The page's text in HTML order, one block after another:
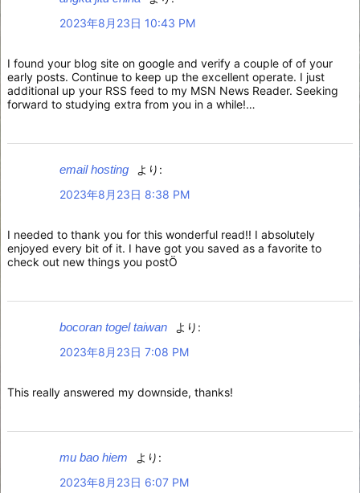
2023年8月23日 10:43 PM
I found your blog site on google and verify a couple of of your
early posts. Continue to keep up the excellent operate. I just
additional up your RSS feed to my MSN News Reader. Seeking
forward to studying extra from you in a while!…
email hosting
より:
2023年8月23日 8:38 PM
I needed to thank you for this wonderful read!! I absolutely
enjoyed every bit of it. I have got you saved as a favorite to
check out new things you postÖ
bocoran togel taiwan
より:
2023年8月23日 7:08 PM
This really answered my downside, thanks!
mu bao hiem
より:
2023年8月23日 6:07 PM